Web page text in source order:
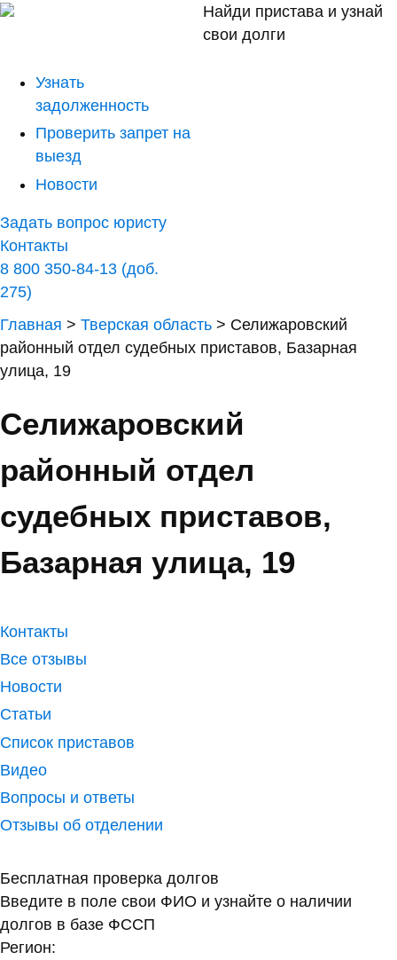
Найди пристава и узнай
свои долги
Узнать
задолженность
Проверить запрет на
выезд
Новости
Задать вопрос юристу
Контакты
8 800 350-84-13 (доб.
275)
Главная > Тверская область > Селижаровский
районный отдел судебных приставов, Базарная
улица, 19
Селижаровский
районный отдел
судебных приставов,
Базарная улица, 19
Контакты
Все отзывы
Новости
Статьи
Список приставов
Видео
Вопросы и ответы
Отзывы об отделении
Бесплатная проверка долгов
Введите в поле свои ФИО и узнайте о наличии
долгов в базе ФССП
Регион: